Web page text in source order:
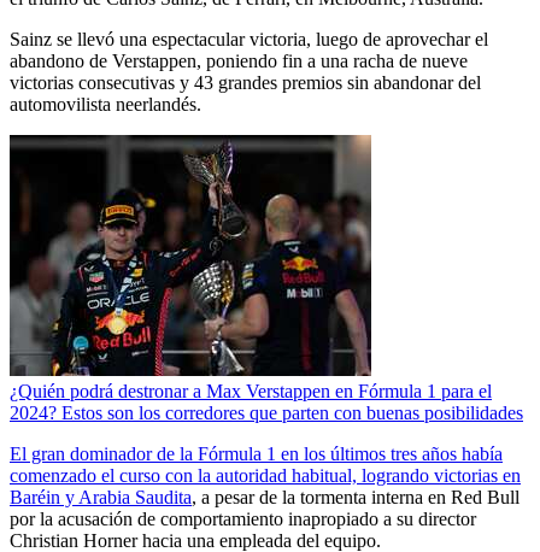
Sainz se llevó una espectacular victoria, luego de aprovechar el
abandono de Verstappen, poniendo fin a una racha de nueve
victorias consecutivas y 43 grandes premios sin abandonar del
automovilista neerlandés.
¿Quién podrá destronar a Max Verstappen en Fórmula 1 para el
2024? Estos son los corredores que parten con buenas posibilidades
El gran dominador de la Fórmula 1 en los últimos tres años había
comenzado el curso con la autoridad habitual, logrando victorias en
Baréin y Arabia Saudita, a pesar de la tormenta interna en Red Bull
por la acusación de comportamiento inapropiado a su director
Christian Horner hacia una empleada del equipo.